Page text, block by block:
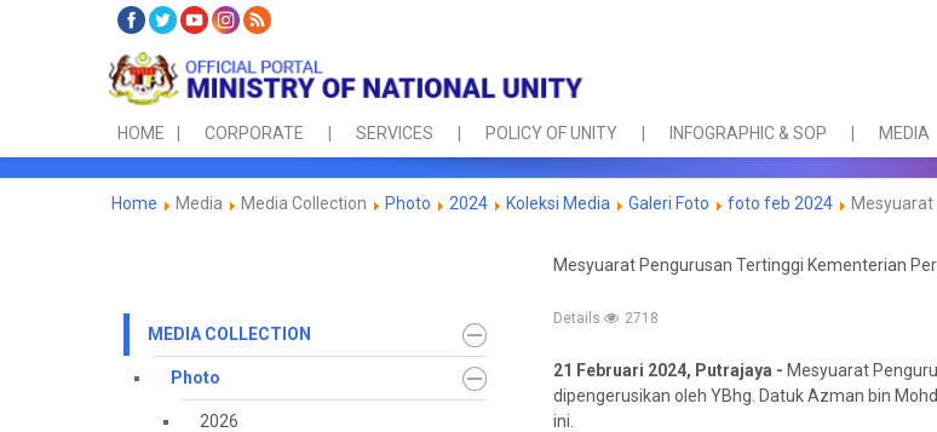
HOME CORPORATE SERVICES POLICY OF UNITY INFOGRAPHIC & SOP MEDIA
Home Media Media Collection Photo 2024 Koleksi Media Galeri Foto foto feb 2024
MEDIA COLLECTION
Photo
2026
Mesyuarat Pengurusan Tertinggi Kementerian
Details 2718
21 Februari 2024, Putrajaya - Mesyuarat
dipengerusikan oleh YBhg. Datuk Azman bin
ini.